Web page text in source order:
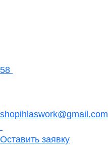
58
shopihlaswork@gmail.com
Оставить заявку